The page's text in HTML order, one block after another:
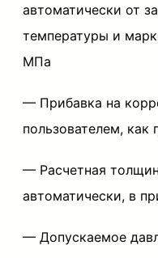
автоматически от
температуры и
МПа
— Прибавка на
пользователем,
— Расчетная
автоматически, в
— Допускаемое